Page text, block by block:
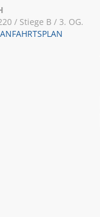
/ Stiege B / 3. OG.
ANFAHRTSPLAN